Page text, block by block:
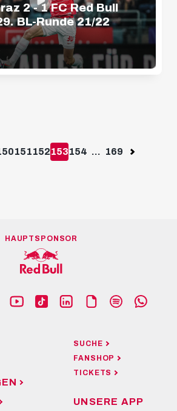
2 - 1 FC Red Bull
BL-Runde 21/22
151152153154 ... 169Next
HAUPTSPONSOR
SUCHE
FANSHOP
TICKETS
UNSERE APP